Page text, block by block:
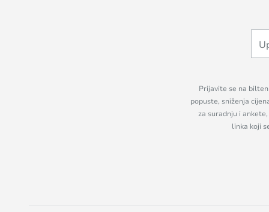
Prijavite se na
popuste, sniženja
za suradnju i
linka koji